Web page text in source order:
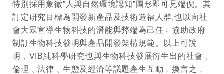
特別採用象徵”人與自然環境認知”圖形即可見端倪。其
訂定研究目標為開發新產品及技術造福人群,也以向社
會大眾宣導生物科技的潛能與弊端為己任﹔協助政府
制訂生物科技發明與產品開發架構規範。以上可說
明﹐ VIB純科學研究也與生物科技發展衍生出的社會﹑
倫理﹑法律﹑生態及經濟等議題產生互動﹐換言之﹐